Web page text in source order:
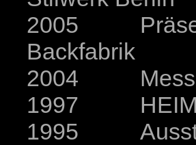
2005
Backfabrik
2004 Messe
1997
1995